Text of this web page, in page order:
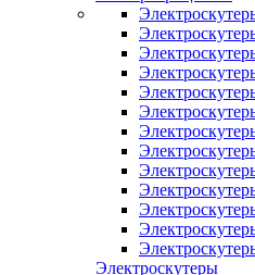
Электроскутеры